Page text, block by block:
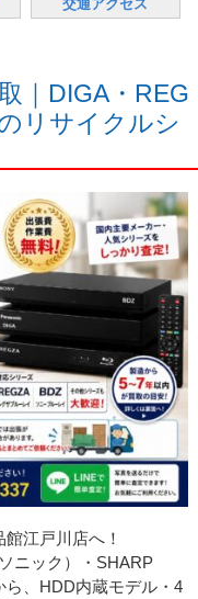
交通アクセス
｜DIGA・REG
リサイクルシ
江戸川店へ！
ニック）・SHARP
ら、HDD内蔵モデル・4